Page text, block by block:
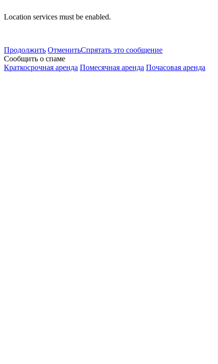
Location services must be enabled.
Продолжить ОтменитьСпрятать это сообщение
Сообщить о спаме
Краткосрочная аренда Помесячная аренда Почасовая аренда